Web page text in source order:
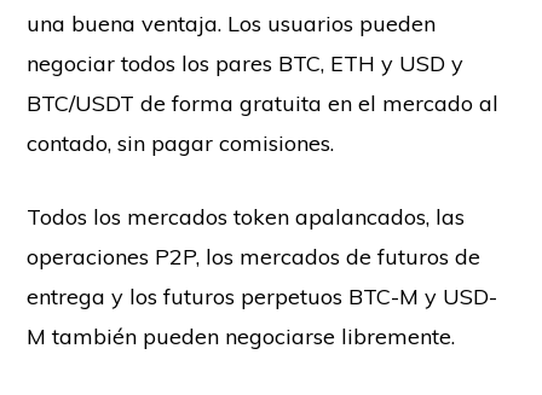
una buena ventaja. Los usuarios pueden
negociar todos los pares BTC, ETH y USD y
BTC/USDT de forma gratuita en el mercado al
contado, sin pagar comisiones.
Todos los mercados token apalancados, las
operaciones P2P, los mercados de futuros de
entrega y los futuros perpetuos BTC-M y USD-
M también pueden negociarse libremente.